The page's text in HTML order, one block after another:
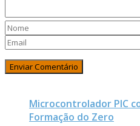
Microcontrolador PIC
Formação do Zero